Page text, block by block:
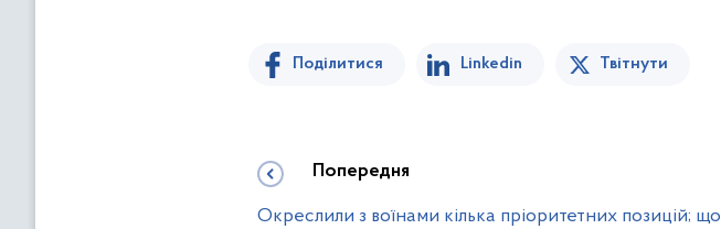
Поділитися Linkedin Твітнути
Попередня
Окреслили з воїнами кілька пріоритетних позицій; що